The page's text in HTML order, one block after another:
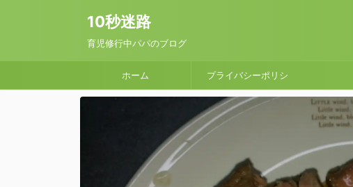
10秒迷路
育児修行中パパのブログ
ホーム プライバシーポリシ
ー / 問い合わせフォー